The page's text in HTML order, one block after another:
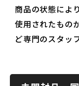
商品の状態によ
使用されたもの
ど専門のスタッ